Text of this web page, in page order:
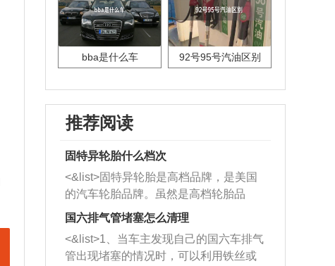
bba是什么车 92号95号汽油区别
推荐阅读
固特异轮胎什么档次
<&list>固特异轮胎是高档品牌，是美国
的汽车轮胎品牌。虽然是高档轮胎品
牌，但是中高低端的轮胎都有生产，这
也是为了更好的开拓市场。
国六排气管堵塞怎么清理
<&list>1、当车主发现自己的国六车排气
管出现堵塞的情况时，可以利用铁丝或